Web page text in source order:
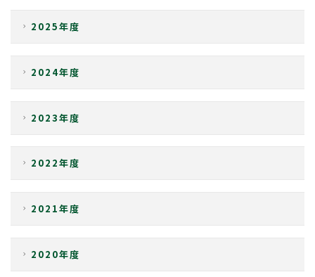
交換留学生の方
研究生・聴講生の方
就職について
2025年度
2024年度
2023年度
2022年度
2021年度
2020年度